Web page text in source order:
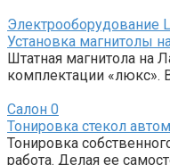
Электрооборудование
Установка магнитолы
Штатная магнитола на
комплектации «люкс».
Салон 0
Тонировка стекол
Тонировка
работа. Делая ее